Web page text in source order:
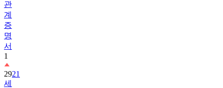
관
계
증
명
서
1
2921
세